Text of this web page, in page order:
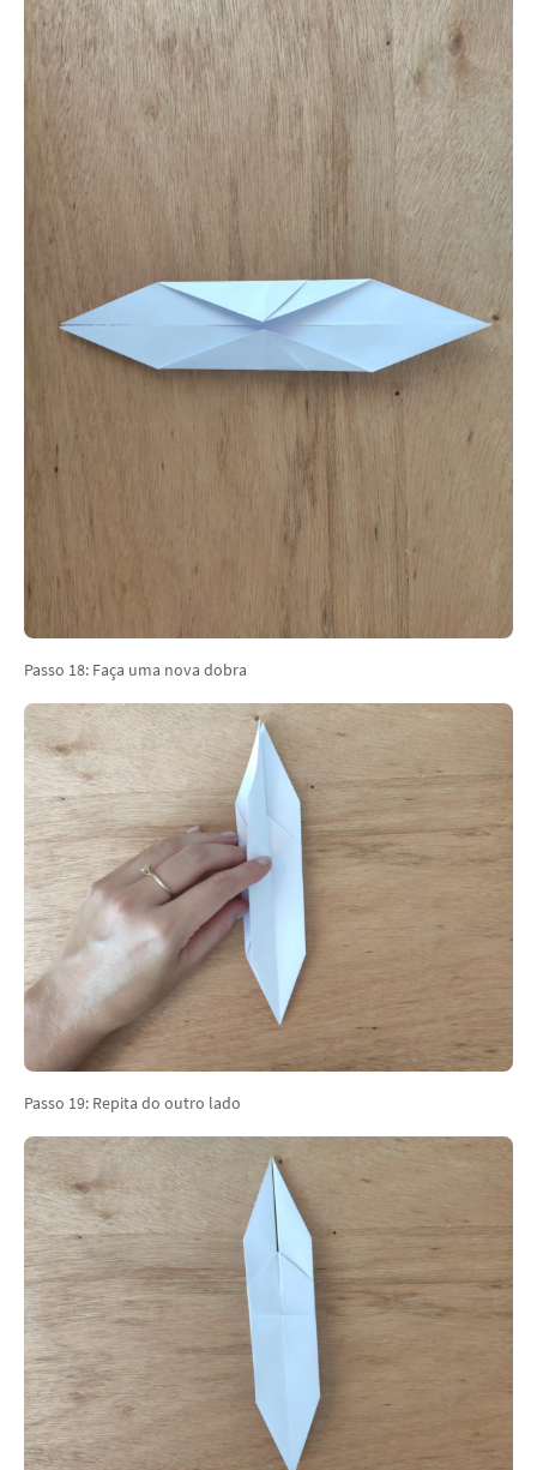
Passo 18: Faça uma nova dobra
Passo 19: Repita do outro lado